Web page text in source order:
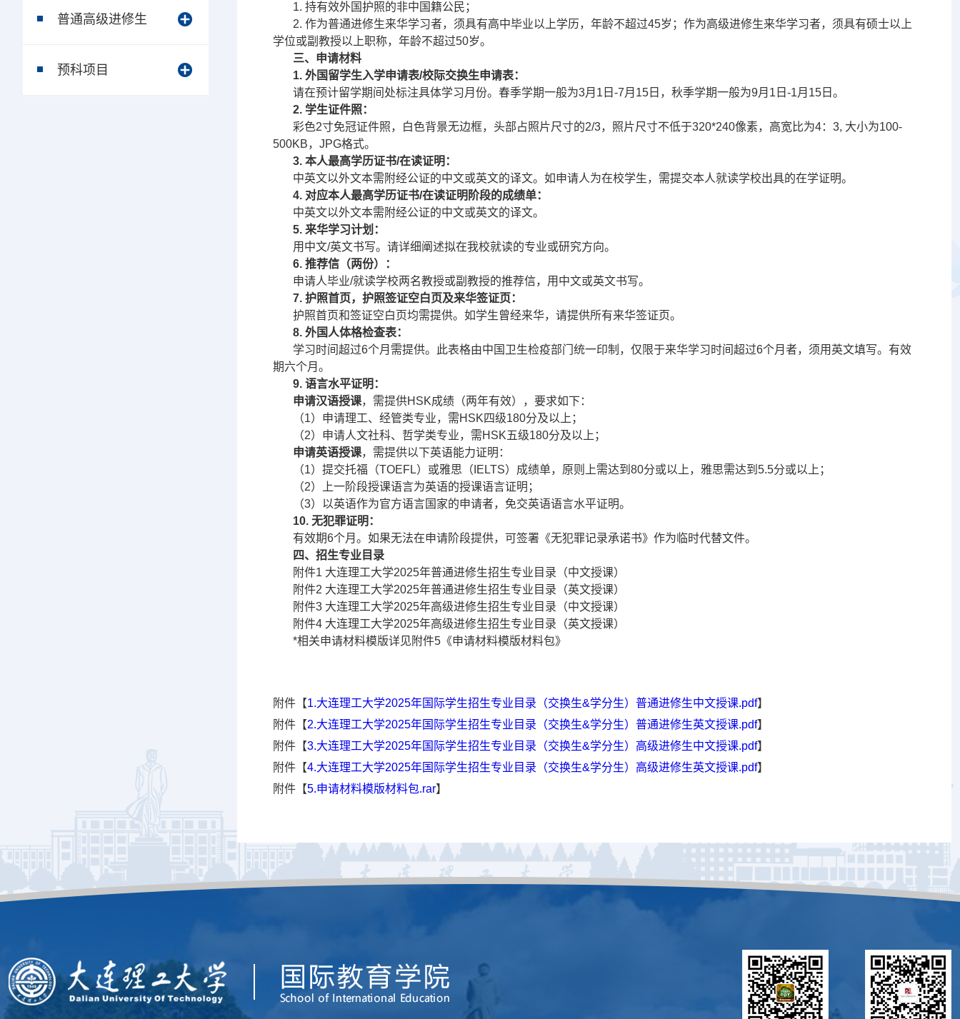
普通高级进修生
预科项目
1. 持有效外国护照的非中国籍公民；
2. 作为普通进修生来华学习者，须具有高中毕业以上学历，年龄不超过45岁；作为高级进修生来华学习者，须具有硕士以上
学位或副教授以上职称，年龄不超过50岁。
三、申请材料
1. 外国留学生入学申请表/校际交换生申请表：
请在预计留学期间处标注具体学习月份。春季学期一般为3月1日-7月15日，秋季学期一般为9月1日-1月15日。
2. 学生证件照：
彩色2寸免冠证件照，白色背景无边框，头部占照片尺寸的2/3，照片尺寸不低于320*240像素，高宽比为4：3, 大小为100-
500KB，JPG格式。
3. 本人最高学历证书/在读证明：
中英文以外文本需附经公证的中文或英文的译文。如申请人为在校学生，需提交本人就读学校出具的在学证明。
4. 对应本人最高学历证书/在读证明阶段的成绩单：
中英文以外文本需附经公证的中文或英文的译文。
5. 来华学习计划：
用中文/英文书写。请详细阐述拟在我校就读的专业或研究方向。
6. 推荐信（两份）：
申请人毕业/就读学校两名教授或副教授的推荐信，用中文或英文书写。
7. 护照首页，护照签证空白页及来华签证页：
护照首页和签证空白页均需提供。如学生曾经来华，请提供所有来华签证页。
8. 外国人体格检查表：
学习时间超过6个月需提供。此表格由中国卫生检疫部门统一印制，仅限于来华学习时间超过6个月者，须用英文填写。有效
期六个月。
9. 语言水平证明：
申请汉语授课，需提供HSK成绩（两年有效），要求如下：
（1）申请理工、经管类专业，需HSK四级180分及以上；
（2）申请人文社科、哲学类专业，需HSK五级180分及以上；
申请英语授课，需提供以下英语能力证明：
（1）提交托福（TOEFL）或雅思（IELTS）成绩单，原则上需达到80分或以上，雅思需达到5.5分或以上；
（2）上一阶段授课语言为英语的授课语言证明；
（3）以英语作为官方语言国家的申请者，免交英语语言水平证明。
10. 无犯罪证明：
有效期6个月。如果无法在申请阶段提供，可签署《无犯罪记录承诺书》作为临时代替文件。
四、招生专业目录
附件1 大连理工大学2025年普通进修生招生专业目录（中文授课）
附件2 大连理工大学2025年普通进修生招生专业目录（英文授课）
附件3 大连理工大学2025年高级进修生招生专业目录（中文授课）
附件4 大连理工大学2025年高级进修生招生专业目录（英文授课）
*相关申请材料模版详见附件5《申请材料模版材料包》
附件【1.大连理工大学2025年国际学生招生专业目录（交换生&学分生）普通进修生中文授课.pdf】
附件【2.大连理工大学2025年国际学生招生专业目录（交换生&学分生）普通进修生英文授课.pdf】
附件【3.大连理工大学2025年国际学生招生专业目录（交换生&学分生）高级进修生中文授课.pdf】
附件【4.大连理工大学2025年国际学生招生专业目录（交换生&学分生）高级进修生英文授课.pdf】
附件【5.申请材料模版材料包.rar】